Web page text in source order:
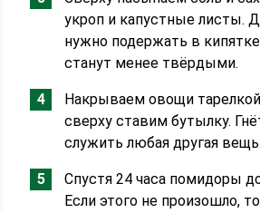
укроп и капустные листы.
нужно подержать в
станут менее твёрдыми.
Накрываем овощи
сверху ставим бутылку.
служить любая другая вещь.
Спустя 24 часа помидоры
Если этого не произошло,